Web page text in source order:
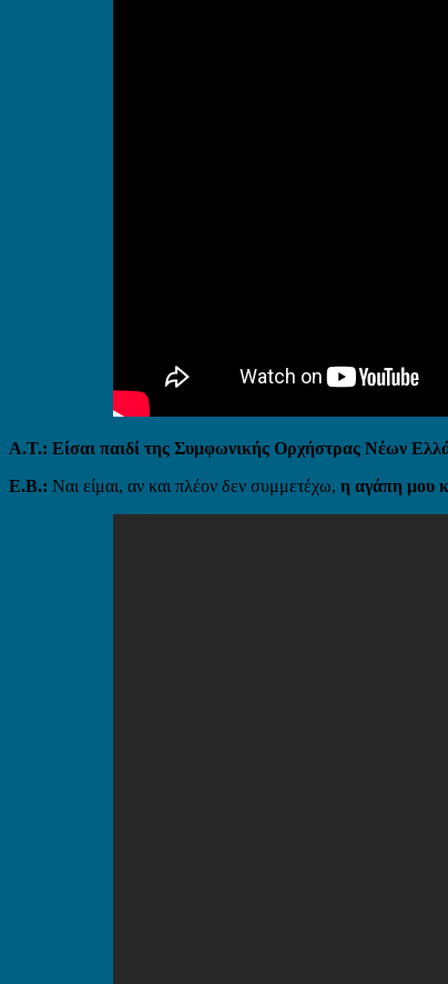
Α.Τ.: Είσαι παιδί της Συμφωνικής Ορχήστρας Νέων
Ε.Β.: Ναι είμαι, αν και πλέον δεν συμμετέχω, η αγάπη μου